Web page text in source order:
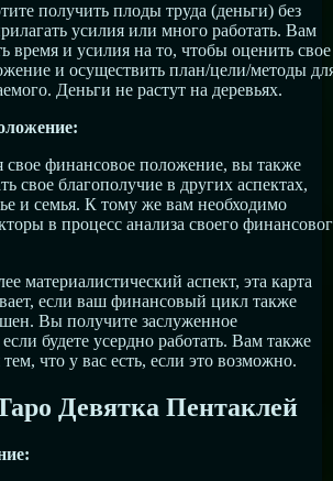
получить плоды труда (деньги) без
усилия или много работать. Вам
время и усилия на то, чтобы оценить свое
и осуществить план/цели/методы
Деньги не растут на деревьях.
свое финансовое положение, вы также
свое благополучие в других аспектах,
и семья. К тому же вам необходимо
в процесс анализа своего
материалистический аспект, эта карта
если ваш финансовый цикл также
Вы получите заслуженное
будете усердно работать. Вам также
тем, что у вас есть, если это возможно.
Девятка Пентаклей